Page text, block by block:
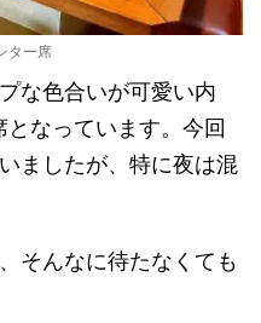
ター席
な色合いが可愛い内
なっています。今回
ましたが、特に夜は混
そんなに待たなくても